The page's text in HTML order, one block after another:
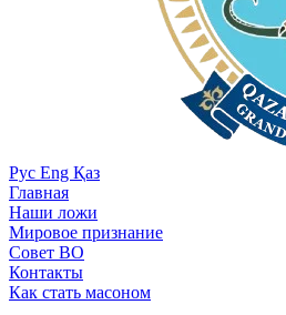
Рус Eng Қаз
Главная
Наши ложи
Мировое признание
Совет ВО
Контакты
Как стать масоном